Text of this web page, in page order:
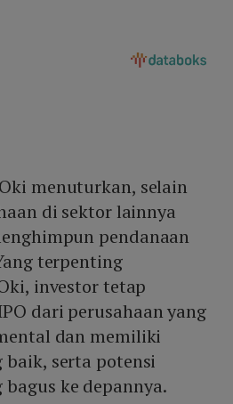
menuturkan, selain
di sektor lainnya
pendanaan
terpenting
investor tetap
dari perusahaan yang
dan memiliki
serta potensi
ke depannya.